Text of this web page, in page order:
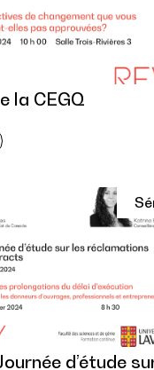
la CEGQ
d’étude